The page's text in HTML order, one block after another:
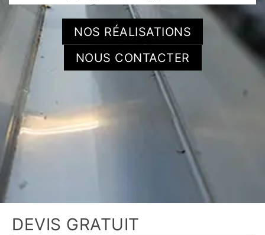
NOS RÉALISATIONS
NOUS CONTACTER
DEVIS GRATUIT